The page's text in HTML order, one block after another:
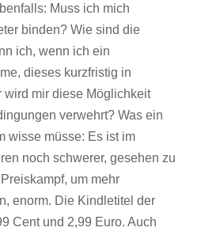
Muss ich mich
binden? Wie sind die
ich, wenn ich ein
dieses kurzfristig in
wird mir diese Möglichkeit
verwehrt? Was ein
wisse müsse: Es ist im
noch schwerer, gesehen zu
um mehr
enorm. Die Kindletitel der
Cent und 2,99 Euro. Auch